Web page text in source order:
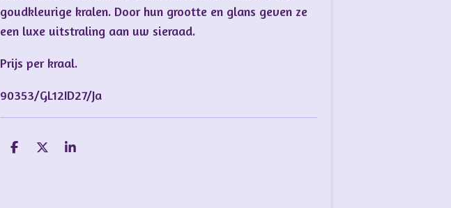
goudkleurige kralen. Door hun grootte en glans geven ze
een luxe uitstraling aan uw sieraad.
Prijs per kraal.
90353/GL12ID27/Ja
D
D
S